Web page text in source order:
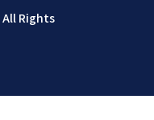
All Rights